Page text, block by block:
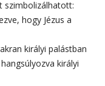
szimbolizálhatott:
hogy Jézus a
királyi palástban
királyi